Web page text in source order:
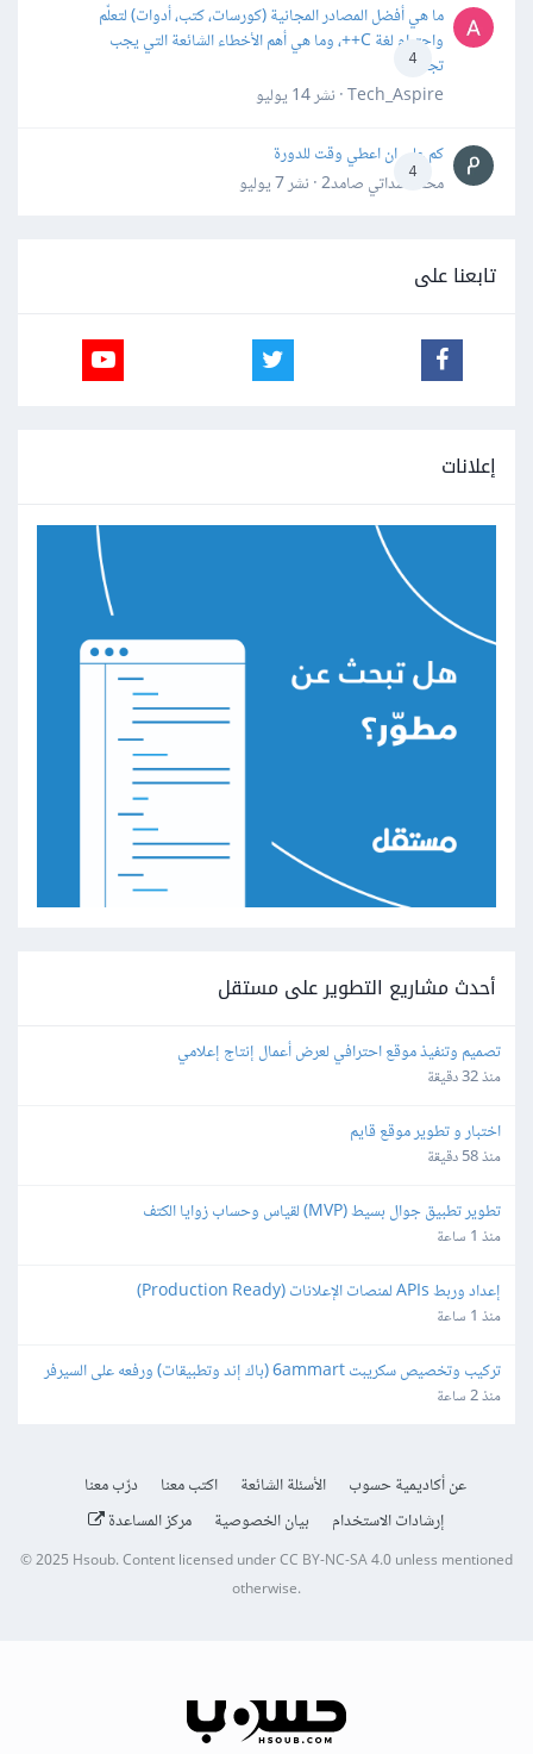
4
ما هي أفضل المصادر المجانية (كورسات، كتب، أدوات) لتعلّم
واحترام لغة C++، وما هي أهم الأخطاء الشائعة التي يجب
تجنبها؟
Tech_Aspire · نشر
14 يوليو
4
كم علي ان اعطي وقت للدورة
محمد سداتي صامد2 · نشر
7 يوليو
تابعنا على
إعلانات
أحدث مشاريع التطوير على مستقل
تصميم وتنفيذ موقع احترافي لعرض أعمال إنتاج إعلامي
منذ 32 دقيقة
اختبار و تطوير موقع قايم
منذ 58 دقيقة
تطوير تطبيق جوال بسيط (MVP) لقياس وحساب زوايا الكتف
منذ 1 ساعة
إعداد وربط APIs لمنصات الإعلانات (Production Ready)
منذ 1 ساعة
تركيب وتخصيص سكريبت 6ammart (باك إند وتطبيقات) ورفعه على السيرفر
والمتجر
منذ 2 ساعة
عن أكاديمية حسوب الأسئلة الشائعة اكتب معنا
درّب معنا
إرشادات الاستخدام
بيان الخصوصية مركز المساعدة
© 2025 Hsoub.Content licensed underCC BY-NC-SA 4.0unless mentioned
otherwise.